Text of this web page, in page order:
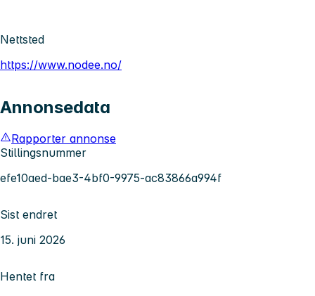
Nettsted
https://www.nodee.no/
Annonsedata
Rapporter annonse
Stillingsnummer
efe10aed-bae3-4bf0-9975-ac83866a994f
Sist endret
15. juni 2026
Hentet fra